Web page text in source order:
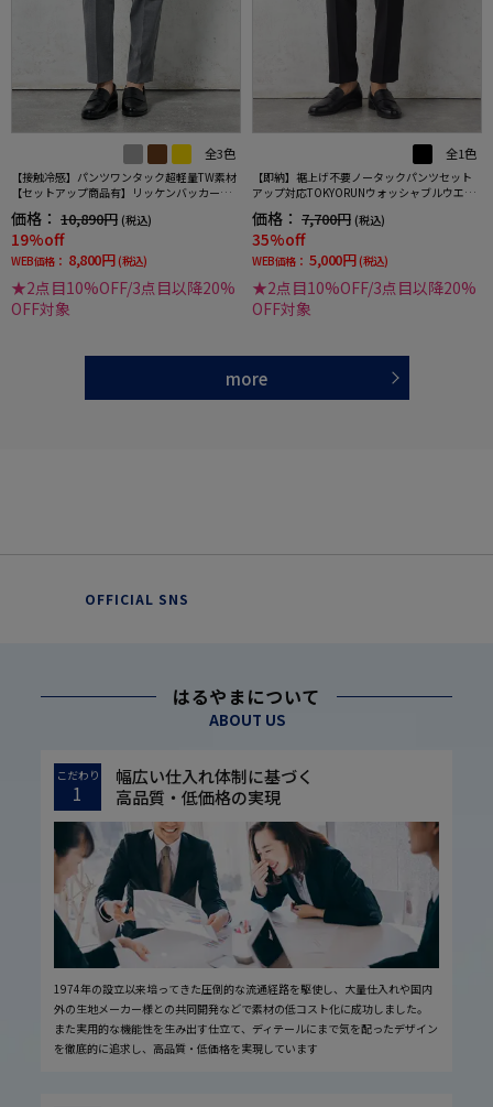
全3色
【接触冷感】パンツワンタック超軽量TW素材
【セットアップ商品有】リッケンバッカーブ
価格： 10,890円 (税込)
19%off
WEB価格： 8,800円 (税込)
★2点目10%OFF/3点目以降20%
OFF対象
全1色
【即納】裾上げ不要ノータックパンツセット
アップ対応TOKYORUNウォッシャブルウエス
ッチ春夏
価格： 7,700円 (税込)
35%off
WEB価格： 5,000円 (税込)
★2点目10%OFF/3点目以降20%
OFF対象
more
OFFICIAL SNS
はるやまについて
ABOUT US
こだわり
1
幅広い仕入れ体制に基づく
高品質・低価格の実現
1974年の設立以来培ってきた圧倒的な流通経路を駆使し、大量仕入れや国内
外の生地メーカー様との共同開発などで素材の低コスト化に成功しました。
また実用的な機能性を生み出す仕立て、ディテールにまで気を配ったデザイン
を徹底的に追求し、高品質・低価格を実現しています